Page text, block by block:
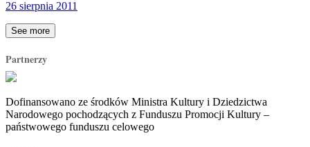
26 sierpnia 2011
See more
Partnerzy
Dofinansowano ze środków Ministra Kultury i Dziedzictwa
Narodowego pochodzących z Funduszu Promocji Kultury –
państwowego funduszu celowego